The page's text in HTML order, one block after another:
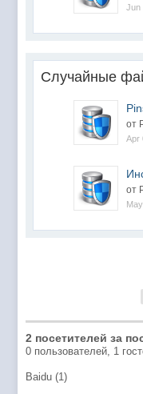
Jun
Случайные
от
Apr
от
2 посетителей за
0 пользователей, 1
Baidu (1)